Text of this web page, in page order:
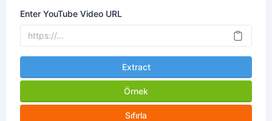
Enter YouTube Video URL
Extract
Örnek
Sıfırla